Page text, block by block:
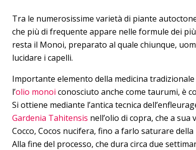
Tra le numerosissime varietà di piante
che più di frequente appare nelle formule dei
resta il Monoi, preparato al quale chiunque,
lucidare i capelli.
Importante elemento della medicina
l’olio monoi conosciuto anche come taurumi, è
Si ottiene mediante l’antica tecnica
Gardenia Tahitensis nell’olio di copra, che a
Cocco, Cocos nucifera, fino a farlo saturare
Alla fine del processo, che dura circa due